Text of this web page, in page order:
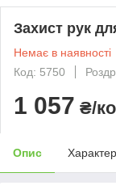
Захист рук
Немає в наявності
Код: 5750
1 057 ₴/
Опис